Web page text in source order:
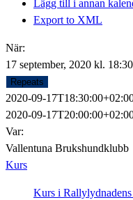
Lägg till i annan
Export to XML
När:
17 september, 2020 kl.
Repeats
2020-09-
2020-09-
Var:
Vallentuna Brukshundklubb
Kurs
Kurs i Rallylydnadens